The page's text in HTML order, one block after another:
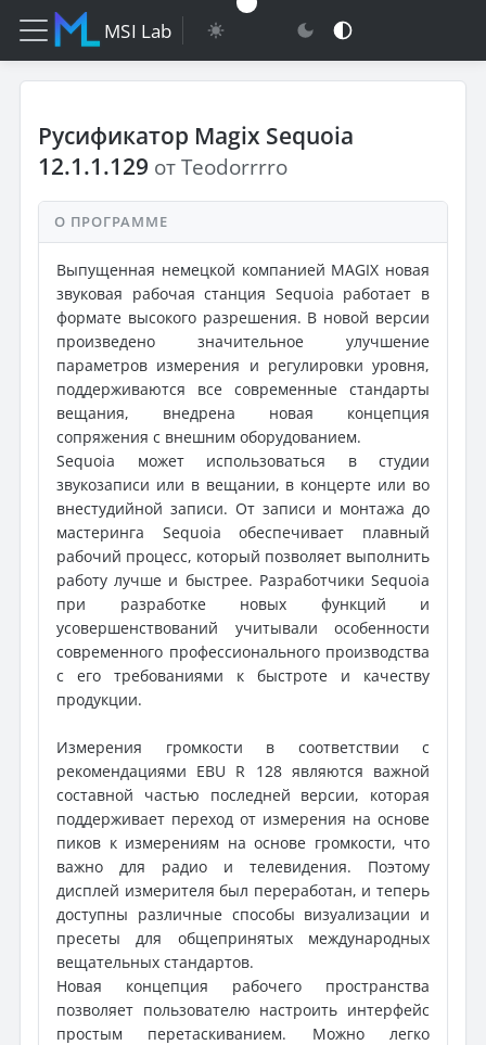
MSI Lab
Русификатор Magix Sequoia
12.1.1.129 от Teodorrrro
О ПРОГРАММЕ
Выпущенная немецкой компанией MAGIX новая
звуковая рабочая станция Sequoia работает в
формате высокого разрешения. В новой версии
произведено значительное улучшение
параметров измерения и регулировки уровня,
поддерживаются все современные стандарты
вещания, внедрена новая концепция
сопряжения с внешним оборудованием.
Sequoia может использоваться в студии
звукозаписи или в вещании, в концерте или во
внестудийной записи. От записи и монтажа до
мастеринга Sequoia обеспечивает плавный
рабочий процесс, который позволяет выполнить
работу лучше и быстрее. Разработчики Sequoia
при разработке новых функций и
усовершенствований учитывали особенности
современного профессионального производства
с его требованиями к быстроте и качеству
продукции.
Измерения громкости в соответствии с
рекомендациями EBU R 128 являются важной
составной частью последней версии, которая
поддерживает переход от измерения на основе
пиков к измерениям на основе громкости, что
важно для радио и телевидения. Поэтому
дисплей измерителя был переработан, и теперь
доступны различные способы визуализации и
пресеты для общепринятых международных
вещательных стандартов.
Новая концепция рабочего пространства
позволяет пользователю настроить интерфейс
простым перетаскиванием. Можно легко